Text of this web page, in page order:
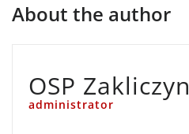
About the author
OSP Zakliczyn
administrator